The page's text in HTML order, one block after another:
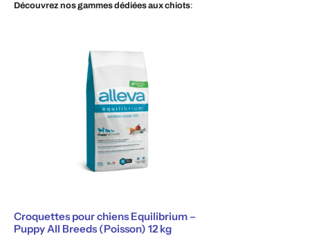
Découvrez nos gammes dédiées aux chiots:
Croquettes pour chiens Equilibrium –
Puppy All Breeds (Poisson) 12 kg